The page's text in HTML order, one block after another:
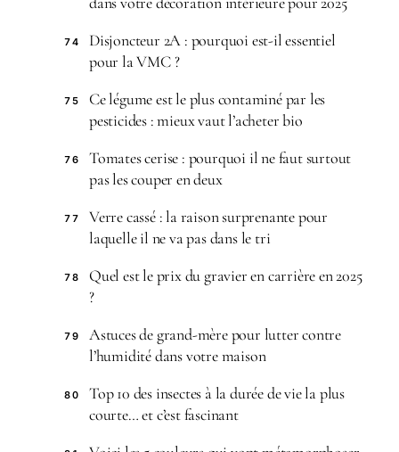
74
Disjoncteur 2A : pourquoi est-il essentiel
pour la VMC ?
75
Ce légume est le plus contaminé par les
pesticides : mieux vaut l’acheter bio
76
Tomates cerise : pourquoi il ne faut surtout
pas les couper en deux
77
Verre cassé : la raison surprenante pour
laquelle il ne va pas dans le tri
78
Quel est le prix du gravier en carrière en 2025
?
79
Astuces de grand-mère pour lutter contre
l’humidité dans votre maison
80
Top 10 des insectes à la durée de vie la plus
courte… et c’est fascinant